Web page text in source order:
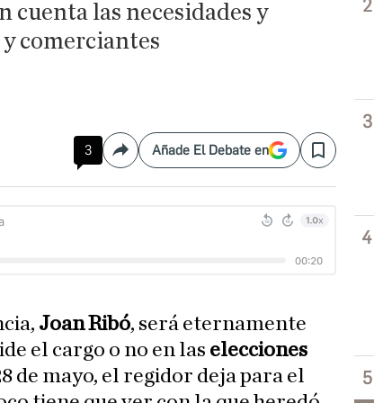
cuenta las necesidades y
comerciantes
3 CompartirAñade El Debate en Save
Joan Ribó, será eternamente
el cargo o no en las elecciones
de mayo, el regidor deja para el